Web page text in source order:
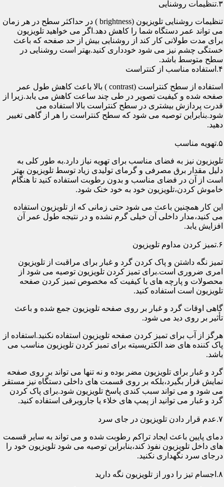
۳.تنظیمات روشنایی
تنظیمات روشنایی تلویزیون (brightness ) در حداکثر سطح در هر زمان
می تواند عمر دستگاه شما را کاهش دهد.اگر می خواهید تلویزیون
برای مدت طولانی کار کند از روشنایی بیش از حد صفحه که باعث
خستگی چشم نیز می شود خودداری کنید.بهتر است روشنایی در
سطح متوسط باشد.
۴.استفاده مناسب از کنتراست
استفاده از سطح کنتراست (contrast ) بالا باعث کاهش طول عمر
صفحه شده و کیفیت تصویر در طی چند ساعت کاهش می یابد.زیرا از
قدرت پردازش بیشتری در سطح کنتراست بالا استفاده می
شود.بنابراین توصیه می شود که سطح کنتراست را هر از گاهی تغییر
دهید.
۵.تهویه مناسب
تلویزیون نیز به فضای مناسب برای تهویه نیاز دارد.به طور کلی به
دلیل مقدار برق مصرفی و گرمای تولیدی زیاد توسط تلویزیون بهتر
است از آن در فضای مناسب و بدون رطوبت استفاده کنید تا هنگام
خاموش کردن،تلویزیون خود به خود خنک شود.
این کار همچنین باعث می شود حتی زمانی که از تلویزیون استفاده
می کنید،مدار داخلی آن خیلی گرم نشده و در نتیجه طول عمر آن
افزایش یابد.
۶.تمیز کردن مداوم تلویزیون
تمیز نگه داشتن و پاک کردن گرد و غبار برای مراقبت از تلویزیون
امری ضروری است.برای تمیز کردن تلویزیون توصیه می شود از
محصولات و پارچه های با کیفیت که مخصوص تمیز کردن صفحه
تلویزیون است استفاده کنید.
گاهی اوقات گرد و غبار بر روی صفحه تلویزیون جمع شده و باعث
تأثیر بر روی دید می شود.
هرگز از آب برای تمیز کردن صفحه تلویزیون استفاده نکنید.استفاده از
پاک کننده های ضد الکتریسیته برای تمیز کردن تلویزیون مناسب می
باشد.
گرد و غبار برای تلویزیون مضر بوده و نه تنها می تواند بر روی صفحه
نمایش قرار بگیرد،بلکه بر روی قسمت های داخلی دستگاه نیز مستقر
می شود و می تواند سبب کندی پاسخ تلویزیون شود.برای پاک کردن
گرد و غبار می توانید از پمپ های خلاء یا جاروبرقی استفاده کنید.
۷.عدم قرار دادن تلویزیون در جای سرد
دمای پایین باعث ایجاد تراکم رطوبت شده و می تواند به سایر قسمت
های داخل تلویزیون نفوذ کند،بنابراین توصیه می شود تلویزیون خود را
درجای سرد نگهداری نکنید.
۸.اجسام تیز را دور از تلویزیون نگه دارید